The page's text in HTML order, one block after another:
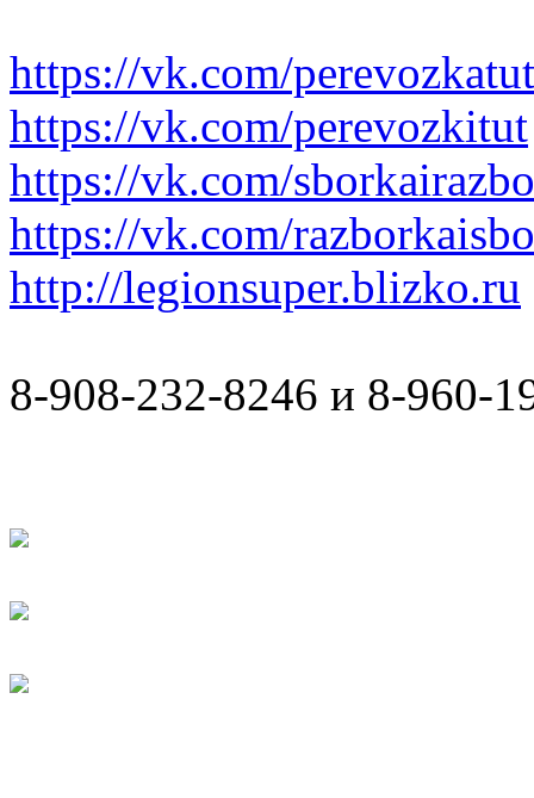
https://vk.com/perevozkatut
https://vk.com/perevozkitut
https://vk.com/
https://vk.com/
http://legionsuper.blizko.ru
8-908-232-8246 и 8-960-